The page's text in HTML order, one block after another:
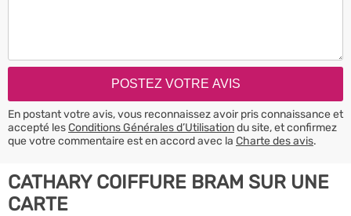
En postant votre avis, vous reconnaissez avoir pris connaissance et
accepté lesConditions Générales d’Utilisationdu site, et confirmez
que votre commentaire est en accord avec la Charte des avis.
CATHARY COIFFURE BRAM SUR UNE
CARTE